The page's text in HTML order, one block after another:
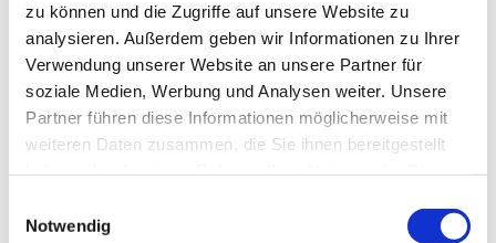
zu können und die Zugriffe auf unsere Website zu
analysieren. Außerdem geben wir Informationen zu Ihrer
Verwendung unserer Website an unsere Partner für
soziale Medien, Werbung und Analysen weiter. Unsere
Partner führen diese Informationen möglicherweise mit
weiteren Daten zusammen, die Sie ihnen bereitgestellt
Notwendig
Rund um die Kirche
Hier finden Sie Informationen zu den Stiftungen, die die
Kirchengemeinde Mennighüffen auf vielfältige Weise
fördern und unterstützen.